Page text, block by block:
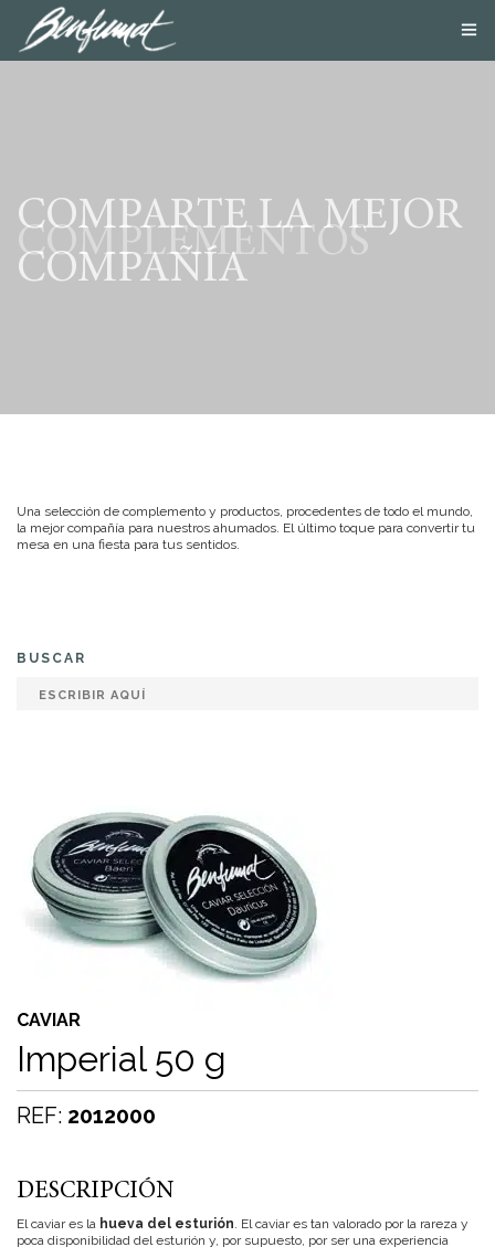
TIENDA ONLINE
COMPLEMENTOS
COMPARTE LA MEJOR
COMPAÑÍA
Una selección de complemento y productos, procedentes de todo el mundo,
la mejor compañía para nuestros ahumados. El último toque para convertir tu
mesa en una fiesta para tus sentidos.
BUSCAR
CAVIAR
Imperial 50 g
REF: 2012000
DESCRIPCIÓN
El caviar es la hueva del esturión. El caviar es tan valorado por la rareza y
poca disponibilidad del esturión y, por supuesto, por ser una experiencia